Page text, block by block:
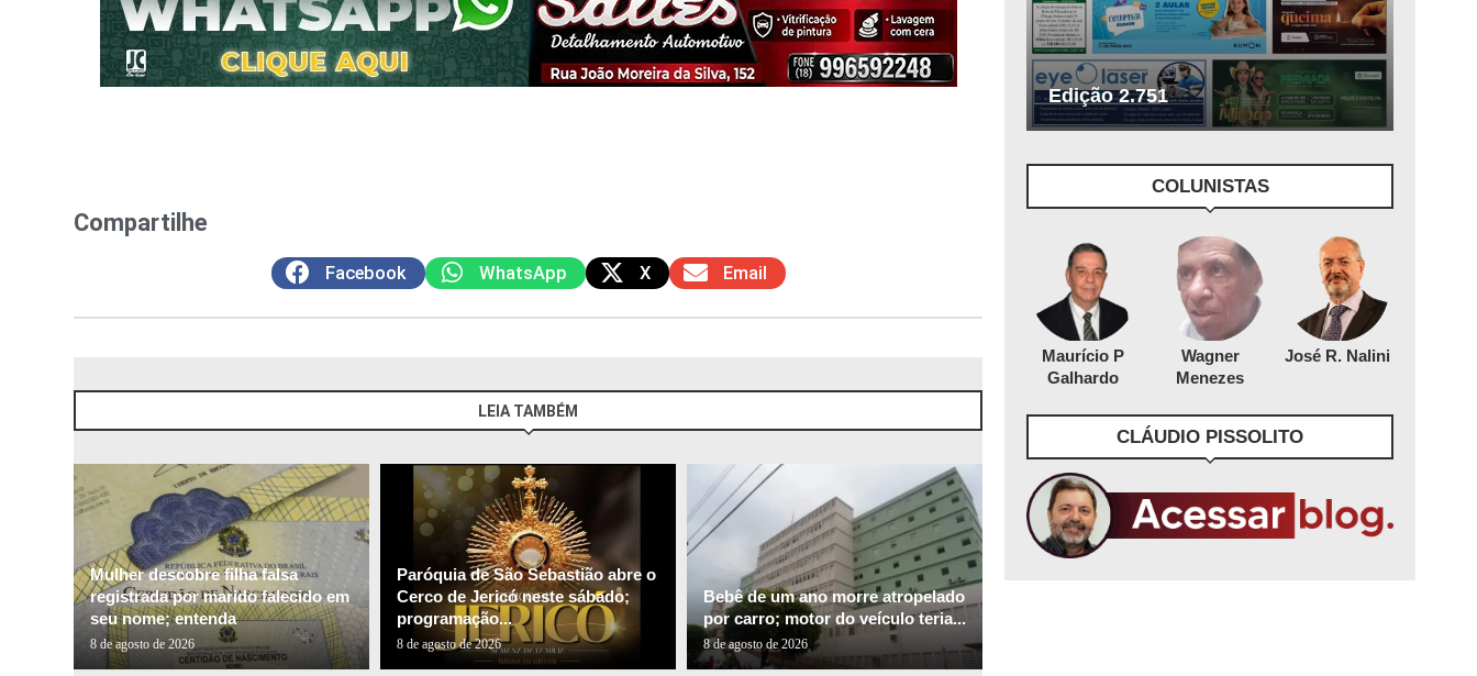
Compartilhe
Facebook WhatsApp X Email
LEIA TAMBÉM
Mulher descobre filha falsa
registrada por marido falecido em
seu nome; entenda
8 de agosto de 2026
Paróquia de São Sebastião abre o
Cerco de Jericó neste sábado;
programação...
8 de agosto de 2026
Bebê de um ano morre atropelado
por carro; motor do veículo teria...
8 de agosto de 2026
Edição 2.751
COLUNISTAS
Maurício P
Galhardo
Wagner
Menezes
José R. Nalini
CLÁUDIO PISSOLITO